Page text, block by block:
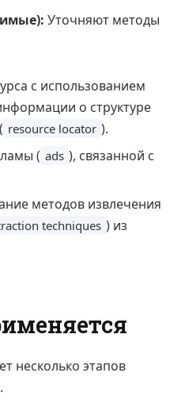
Уточняют методы
с использованием
о структуре
resource locator ).
( ads ), связанной с
методов извлечения
techniques ) из
несколько этапов